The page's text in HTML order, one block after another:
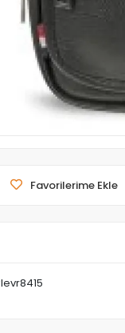
Favorilerime Ekle